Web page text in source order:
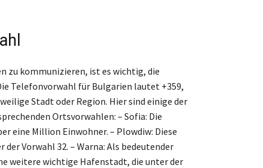
zu kommunizieren, ist es wichtig, die
Telefonvorwahl für Bulgarien lautet +359,
Stadt oder Region. Hier sind einige der
Ortsvorwahlen: – Sofia: Die
eine Million Einwohner. – Plowdiw: Diese
Vorwahl 32. – Warna: Als bedeutender
weitere wichtige Hafenstadt, die unter der